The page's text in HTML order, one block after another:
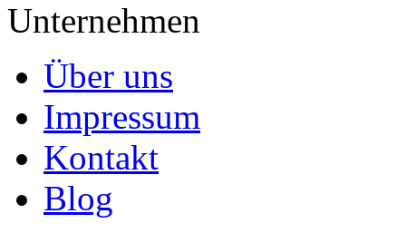
Unternehmen
Über uns
Impressum
Kontakt
Blog